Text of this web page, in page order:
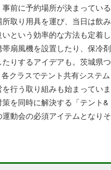
前に予約場所が決まっている
取り用具を運び、当日は飲み
という効率的な方法も定着し
扇風機を設置したり、保冷剤
りするアイデアも。茨城県つ
クラスでテント共有システム
行う取り組みも始まっていま
を同時に解決する「テント&
動会の必須アイテムとなりそ